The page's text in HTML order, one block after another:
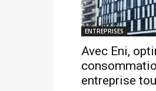
ENTREPRISES
Avec Eni,
entreprise